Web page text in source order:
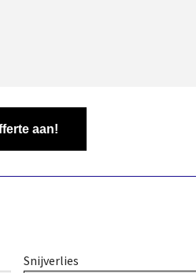
aan!
Snijverlies